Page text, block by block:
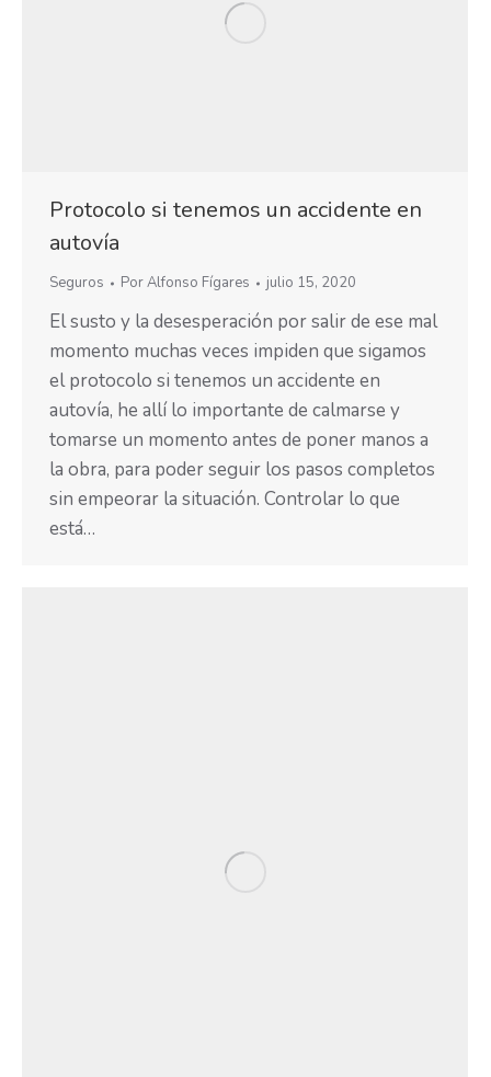
Protocolo si tenemos un accidente en
autovía
Seguros PorAlfonso Fígares julio 15, 2020
El susto y la desesperación por salir de ese mal
momento muchas veces impiden que sigamos
el protocolo si tenemos un accidente en
autovía, he allí lo importante de calmarse y
tomarse un momento antes de poner manos a
la obra, para poder seguir los pasos completos
sin empeorar la situación. Controlar lo que
está…